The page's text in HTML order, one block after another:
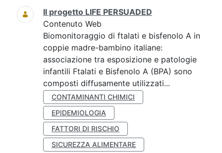
Il progetto LIFE PERSUADED
Contenuto Web
Biomonitoraggio di ftalati e bisfenolo A in
coppie madre-bambino italiane:
associazione tra esposizione e patologie
infantili Ftalati e Bisfenolo A (BPA) sono
composti diffusamente utilizzati...
CONTAMINANTI CHIMICI
EPIDEMIOLOGIA
FATTORI DI RISCHIO
SICUREZZA ALIMENTARE